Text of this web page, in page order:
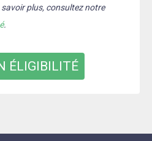
plus, consultez notre
.
ÉLIGIBILITÉ